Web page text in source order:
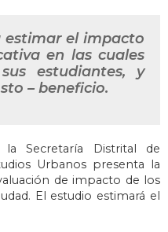
estimar el impacto
en las cuales
estudiantes, y
– beneficio.
Secretaría Distrital de
Urbanos presenta la
de impacto de los
El estudio estimará el